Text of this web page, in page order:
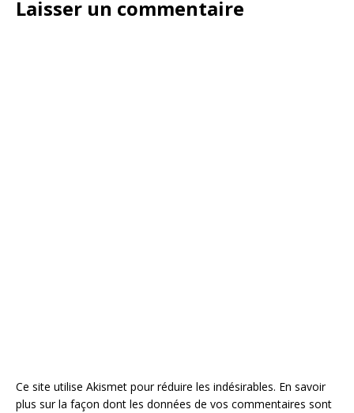
Laisser un commentaire
Ce site utilise Akismet pour réduire les indésirables. En savoir
plus sur la façon dont les données de vos commentaires sont